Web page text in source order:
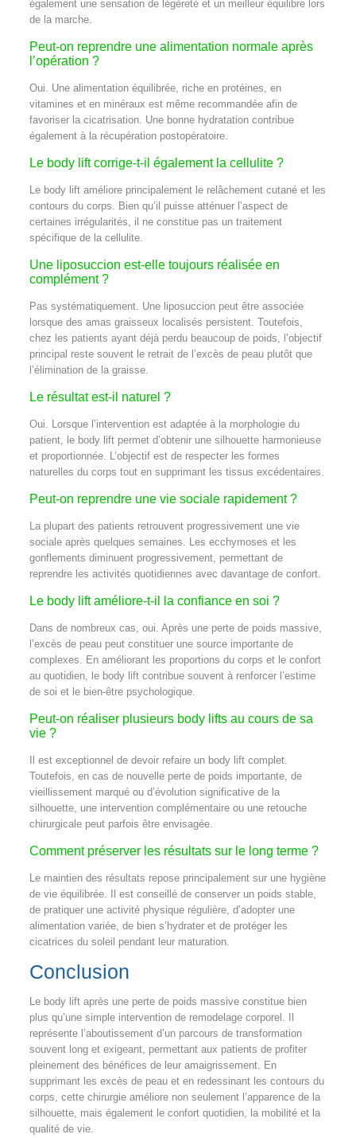
également une sensation de légèreté et un meilleur équilibre lors
de la marche.
Peut-on reprendre une alimentation normale après
l’opération ?
Oui. Une alimentation équilibrée, riche en protéines, en
vitamines et en minéraux est même recommandée afin de
favoriser la cicatrisation. Une bonne hydratation contribue
également à la récupération postopératoire.
Le body lift corrige-t-il également la cellulite ?
Le body lift améliore principalement le relâchement cutané et les
contours du corps. Bien qu’il puisse atténuer l’aspect de
certaines irrégularités, il ne constitue pas un traitement
spécifique de la cellulite.
Une liposuccion est-elle toujours réalisée en
complément ?
Pas systématiquement. Une liposuccion peut être associée
lorsque des amas graisseux localisés persistent. Toutefois,
chez les patients ayant déjà perdu beaucoup de poids, l’objectif
principal reste souvent le retrait de l’excès de peau plutôt que
l’élimination de la graisse.
Le résultat est-il naturel ?
Oui. Lorsque l’intervention est adaptée à la morphologie du
patient, le body lift permet d’obtenir une silhouette harmonieuse
et proportionnée. L’objectif est de respecter les formes
naturelles du corps tout en supprimant les tissus excédentaires.
Peut-on reprendre une vie sociale rapidement ?
La plupart des patients retrouvent progressivement une vie
sociale après quelques semaines. Les ecchymoses et les
gonflements diminuent progressivement, permettant de
reprendre les activités quotidiennes avec davantage de confort.
Le body lift améliore-t-il la confiance en soi ?
Dans de nombreux cas, oui. Après une perte de poids massive,
l’excès de peau peut constituer une source importante de
complexes. En améliorant les proportions du corps et le confort
au quotidien, le body lift contribue souvent à renforcer l’estime
de soi et le bien-être psychologique.
Peut-on réaliser plusieurs body lifts au cours de sa
vie ?
Il est exceptionnel de devoir refaire un body lift complet.
Toutefois, en cas de nouvelle perte de poids importante, de
vieillissement marqué ou d’évolution significative de la
silhouette, une intervention complémentaire ou une retouche
chirurgicale peut parfois être envisagée.
Comment préserver les résultats sur le long terme ?
Le maintien des résultats repose principalement sur une hygiène
de vie équilibrée. Il est conseillé de conserver un poids stable,
de pratiquer une activité physique régulière, d’adopter une
alimentation variée, de bien s’hydrater et de protéger les
cicatrices du soleil pendant leur maturation.
Conclusion
Le body lift après une perte de poids massive constitue bien
plus qu’une simple intervention de remodelage corporel. Il
représente l’aboutissement d’un parcours de transformation
souvent long et exigeant, permettant aux patients de profiter
pleinement des bénéfices de leur amaigrissement. En
supprimant les excès de peau et en redessinant les contours du
corps, cette chirurgie améliore non seulement l’apparence de la
silhouette, mais également le confort quotidien, la mobilité et la
qualité de vie.